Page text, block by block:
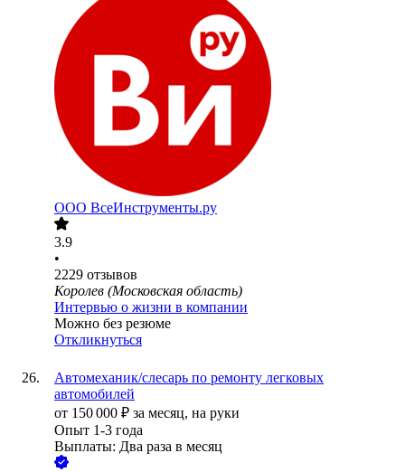
ООО ВсеИнструменты.ру
3.9
•
2229 отзывов
Королев (Московская область)
Интервью о жизни в компании
Можно без резюме
Откликнуться
Автомеханик/слесарь по ремонту легковых
автомобилей
от 150 000 ₽ за месяц, на руки
Опыт 1-3 года
Выплаты: Два раза в месяц